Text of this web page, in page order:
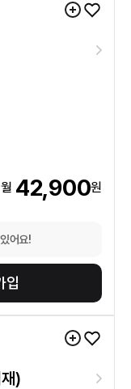
월 42,900원
어요!
입
)